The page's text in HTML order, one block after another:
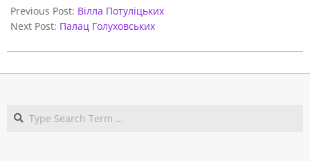
03-
29
Previous Post: Вілла Потуліцьких
Next Post: Палац Голуховських